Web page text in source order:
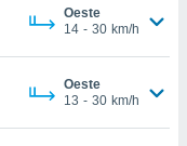
Oeste
14 - 30 km/h
Oeste
13 - 30 km/h